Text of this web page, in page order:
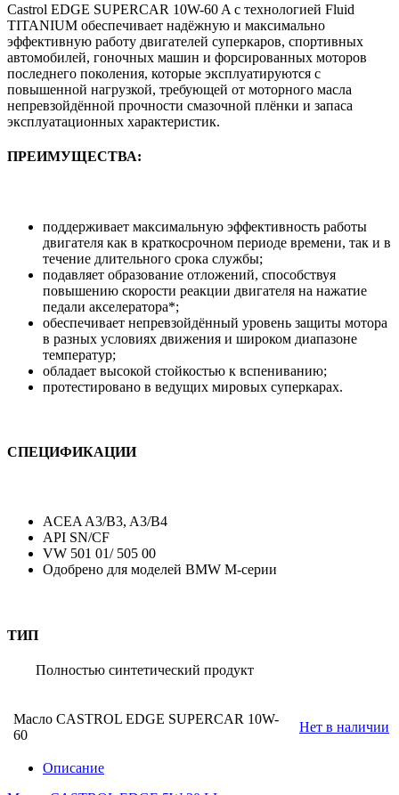
Castrol EDGE SUPERCAR 10W-60 A c технологией Fluid
TITANIUM обеспечивает надёжную и максимально
эффективную работу двигателей суперкаров, спортивных
автомобилей, гоночных машин и форсированных моторов
последнего поколения, которые эксплуатируются с
повышенной нагрузкой, требующей от моторного масла
непревзойдённой прочности смазочной плёнки и запаса
эксплуатационных характеристик.
ПРЕИМУЩЕСТВА:
поддерживает максимальную эффективность работы
двигателя как в краткосрочном периоде времени, так и в
течение длительного срока службы;
подавляет образование отложений, способствуя
повышению скорости реакции двигателя на нажатие
педали акселератора*;
обеспечивает непревзойдённый уровень защиты мотора
в разных условиях движения и широком диапазоне
температур;
обладает высокой стойкостью к вспениванию;
протестировано в ведущих мировых суперкарах.
СПЕЦИФИКАЦИИ
ACEA A3/B3, A3/B4
API SN/CF
VW 501 01/ 505 00
Одобрено для моделей BMW M-серии
ТИП
Полностью синтетический продукт
Масло CASTROL EDGE SUPERCAR 10W-
60
Нет в наличии
Описание